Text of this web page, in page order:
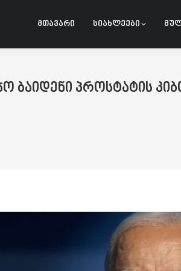
მთავარი სიახლეები
ბაიდენი პროსტატის